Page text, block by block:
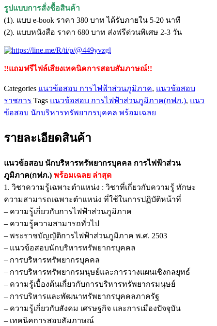
ส่วน
ภูมิภาค(กฟภ.)
ชิ้น
รูปแบบการสั่งชื้อสินค้า
(1). แบบ e-book ราคา 380 บาท ได้รับภายใน 5-20 นาที
(2). แบบหนังสือ ราคา 680 บาท ส่งฟรีด่วนพิเศษ 2-3 วัน
!!แถมฟรีไฟล์เสียงเทคนิคการสอบสัมภาษณ์!!
Categories แนวข้อสอบ การไฟฟ้าส่วนภูมิภาค, แนวข้อสอบ
ราชการ Tags แนวข้อสอบ การไฟฟ้าส่วนภูมิภาค(กฟภ.), แนว
ข้อสอบ นักบริหารทรัพยากรบุคคล พร้อมเฉลย
รายละเอียดสินค้า
แนวข้อสอบ นักบริหารทรัพยากรบุคคล การไฟฟ้าส่วน
ภูมิภาค(กฟภ.) พร้อมเฉลย ล่าสุด
1. วิชาความรู้เฉพาะตำแหน่ง : วิชาที่เกี่ยวกับความรู้ ทักษะ
ความสามารถเฉพาะตำแหน่ง ที่ใช้ในการปฏิบัติหน้าที่
– ความรู้เกี่ยวกับการไฟฟ้าส่วนภูมิภาค
– ความรู้ความสามารถทั่วไป
– พระราชบัญญัติการไฟฟ้าส่วนภูมิภาค พ.ศ. 2503
– แนวข้อสอบนักบริหารทรัพยากรบุคคล
– การบริหารทรัพยากรบุคคล
– การบริหารทรัพยากรมนุษย์และการวางแผนเชิงกลยุทธ์
– ความรู้เบื้องต้นเกี่ยวกับการบริหารทรัพยากรมนุษย์
– การบริหารและพัฒนาทรัพยากรบุคคลภาครัฐ
– ความรู้เกี่ยวกับสังคม เศรษฐกิจ และการเมืองปัจจุบัน
– เทคนิคการสอบสัมภาษณ์